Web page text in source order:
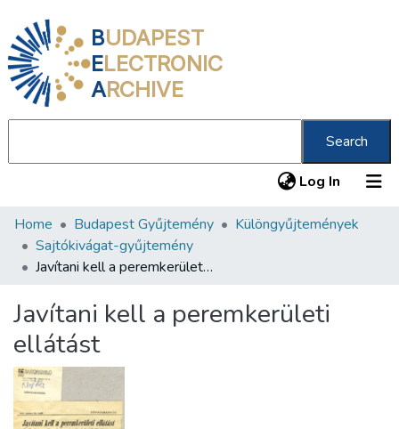
BUDAPEST
ELECTRONIC
ARCHIVE
Search
Log In (current)
Communities & Collections
All of DSpace
About us
Home Budapest Gyűjtemény
Különgyűjtemények
Sajtókivágat-gyűjtemény
Javítani kell a peremkerületi ellátást
Javítani kell a peremkerületi
ellátást